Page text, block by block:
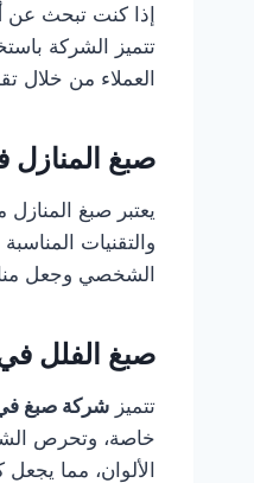
إذا كنت تبحث عن
تتميز الشركة
العملاء من خلال
صبغ المنازل
يعتبر صبغ
والتقنيات
الشخصي وجعل
صبغ الفلل
تتميز شركة صبغ في
خاصة، وتحرص
الألوان، مما